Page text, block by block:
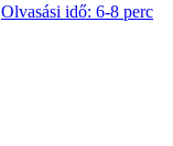
Olvasási idő: 6-8 perc